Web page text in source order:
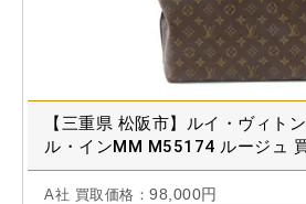
【三重県 松阪市】ルイ・ヴィト
ル・インMM M55174 ルージュ
A社 買取価格： 98,000円